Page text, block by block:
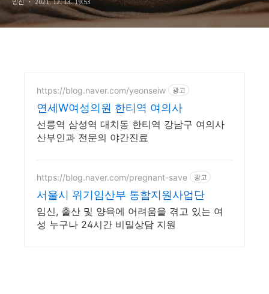
https://blog.naver.com/yeonseiw 광고
연세W여성의원 한티역 여의사
선릉역 삼성역 대치동 한티역 강남구 여의사
산부인과 전문의 야간진료
https://blog.naver.com/pregnant-save 광고
서울시 위기임산부 통합지원사업단
임신, 출산 및 양육에 어려움을 겪고 있는 여
성 누구나 24시간 비밀상담 지원